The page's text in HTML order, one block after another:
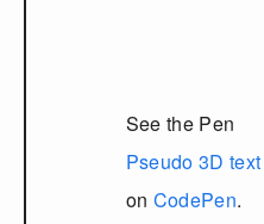
See the Pen
Pseudo 3D text
on CodePen.